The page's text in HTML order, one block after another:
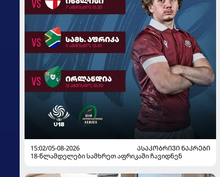
15:02/05-08-2026
ᲐᲡᲐᲙᲝᲑᲠᲘᲕᲘ ᲜᲐᲙᲠᲔᲑᲘ
18-წლამდელები სამხრეთ აფრიკაში ჩავიდნენ